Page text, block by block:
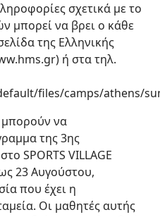
σχετικά με το
μπορεί να βρει ο κάθε
της Ελληνικής
ή στα τηλ.
files/camps/athens/
μπορούν να
της 3ης
SPORTS VILLAGE
23 Αυγούστου,
που έχει η
Οι μαθητές αυτής